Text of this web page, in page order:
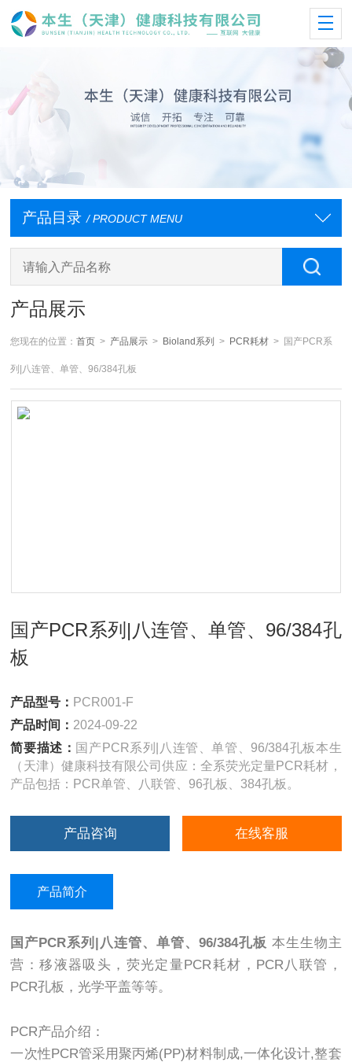
产品目录 / PRODUCT MENU
产品展示
您现在的位置：首页 > 产品展示 > Bioland系列 > PCR耗材 > 国产PCR系
列|八连管、单管、96/384孔板
国产PCR系列|八连管、单管、96/384孔
板
产品型号： PCR001-F
产品时间： 2024-09-22
简要描述： 国产PCR系列|八连管、单管、96/384孔板本生
（天津）健康科技有限公司供应：全系荧光定量PCR耗材，
产品包括：PCR单管、八联管、96孔板、384孔板。
产品咨询 在线客服
产品简介
国产PCR系列|八连管、单管、96/384孔板 本生生物主
营：移液器吸头，荧光定量PCR耗材，PCR八联管，
PCR孔板，光学平盖等等。
PCR产品介绍：
一次性PCR管采用聚丙烯(PP)材料制成,一体化设计,整套